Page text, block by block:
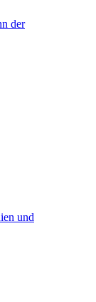
der
und